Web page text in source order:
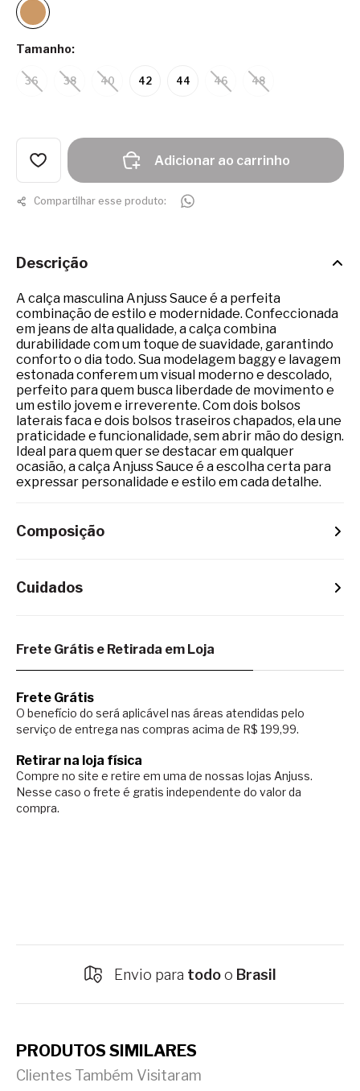
Tamanho:
36 38 40 42 44 46 48
Adicionar ao carrinho
Compartilhar esse produto:
Descrição
A calça masculina Anjuss Sauce é a perfeita
combinação de estilo e modernidade. Confeccionada
em jeans de alta qualidade, a calça combina
durabilidade com um toque de suavidade, garantindo
conforto o dia todo. Sua modelagem baggy e lavagem
estonada conferem um visual moderno e descolado,
perfeito para quem busca liberdade de movimento e
um estilo jovem e irreverente. Com dois bolsos
laterais faca e dois bolsos traseiros chapados, ela une
praticidade e funcionalidade, sem abrir mão do design.
Ideal para quem quer se destacar em qualquer
ocasião, a calça Anjuss Sauce é a escolha certa para
expressar personalidade e estilo em cada detalhe.
Composição
Cuidados
Frete Grátis e Retirada em Loja
Frete Grátis
O benefício do será aplicável nas áreas atendidas pelo
serviço de entrega nas compras acima de R$ 199,99.
Retirar na loja física
Compre no site e retire em uma de nossas lojas Anjuss.
Nesse caso o frete é gratis independente do valor da
compra.
Envio para todoo Brasil
PRODUTOS SIMILARES
Clientes Também Visitaram